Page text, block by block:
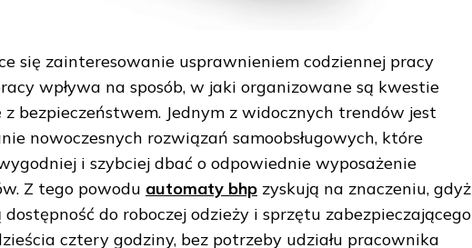
się zainteresowanie usprawnieniem codziennej pracy
wpływa na sposób, w jaki organizowane są kwestie
z bezpieczeństwem. Jednym z widocznych trendów jest
nowoczesnych rozwiązań samoobsługowych, które
i szybciej dbać o odpowiednie wyposażenie
Z tego powodu automaty bhp zyskują na znaczeniu, gdyż
do roboczej odzieży i sprzętu zabezpieczającego
cztery godziny, bez potrzeby udziału pracownika